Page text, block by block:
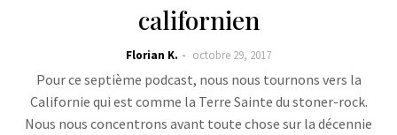
californien
Florian K. octobre 29, 2017
Pour ce septième podcast, nous nous tournons vers la
Californie qui est comme la Terre Sainte du stoner-rock.
Nous nous concentrons avant toute chose sur la décennie